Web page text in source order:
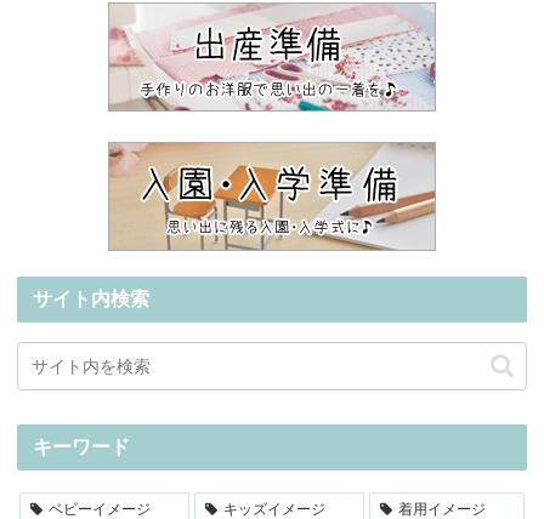
サイト内検索
キーワード
ベビーイメージ キッズイメージ 着用イメージ